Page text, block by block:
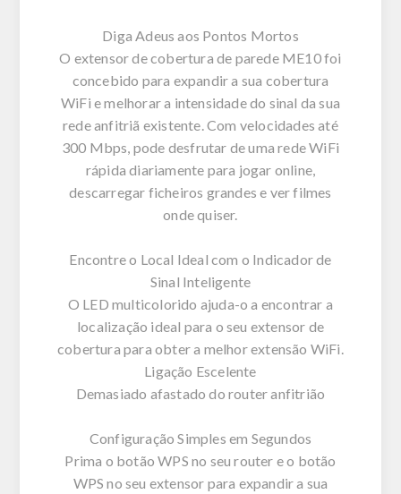
Diga Adeus aos Pontos Mortos
O extensor de cobertura de parede ME10 foi
concebido para expandir a sua cobertura
WiFi e melhorar a intensidade do sinal da sua
rede anfitriã existente. Com velocidades até
300 Mbps, pode desfrutar de uma rede WiFi
rápida diariamente para jogar online,
descarregar ficheiros grandes e ver filmes
onde quiser.
Encontre o Local Ideal com o Indicador de
Sinal Inteligente
O LED multicolorido ajuda-o a encontrar a
localização ideal para o seu extensor de
cobertura para obter a melhor extensão WiFi.
Ligação Escelente
Demasiado afastado do router anfitrião
Configuração Simples em Segundos
Prima o botão WPS no seu router e o botão
WPS no seu extensor para expandir a sua